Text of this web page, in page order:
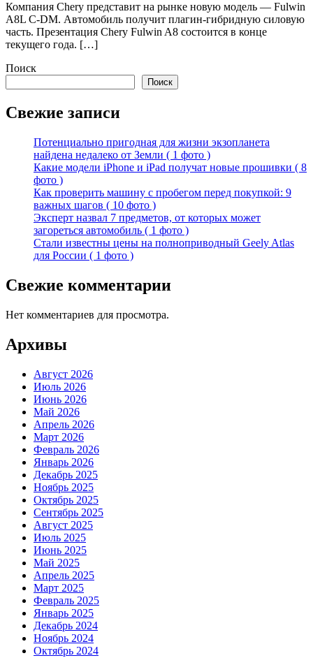
Компания Chery представит на рынке новую модель — Fulwin
A8L C-DM. Автомобиль получит плагин-гибридную силовую
часть. Презентация Chery Fulwin A8 состоится в конце
текущего года. […]
Поиск
Поиск
Свежие записи
Потенциально пригодная для жизни экзопланета
найдена недалеко от Земли ( 1 фото )
Какие модели iPhone и iPad получат новые прошивки ( 8
фото )
Как проверить машину с пробегом перед покупкой: 9
важных шагов ( 10 фото )
Эксперт назвал 7 предметов, от которых может
загореться автомобиль ( 1 фото )
Стали известны цены на полноприводный Geely Atlas
для России ( 1 фото )
Свежие комментарии
Нет комментариев для просмотра.
Архивы
Август 2026
Июль 2026
Июнь 2026
Май 2026
Апрель 2026
Март 2026
Февраль 2026
Январь 2026
Декабрь 2025
Ноябрь 2025
Октябрь 2025
Сентябрь 2025
Август 2025
Июль 2025
Июнь 2025
Май 2025
Апрель 2025
Март 2025
Февраль 2025
Январь 2025
Декабрь 2024
Ноябрь 2024
Октябрь 2024